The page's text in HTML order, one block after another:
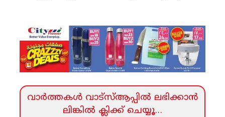
വാര്‍ത്തകള്‍ വാട്‌സ്‌ആപ്പില്‍ ലഭിക്കാന്‍
ലിങ്കില്‍ ക്ലിക്ക്‌ ചെയ്യൂ…